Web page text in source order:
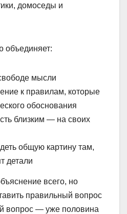
домоседы и
объединяет:
мысли
к правилам, которые
обоснования
близким — на своих
общую картину там,
детали
всего, но
правильный вопрос
вопрос — уже половина